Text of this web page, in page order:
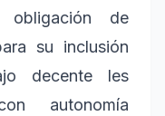
obligación de
su inclusión
decente les
autonomía